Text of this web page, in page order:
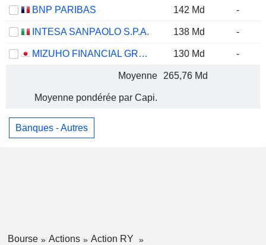
BNP PARIBAS 142 Md -
INTESA SANPAOLO S.P.A. 138 Md -
MIZUHO FINANCIAL GROUP, INC. 130 Md -
Moyenne 265,76 Md
Moyenne pondérée par Capi.
Banques - Autres
Bourse Actions
Action RY